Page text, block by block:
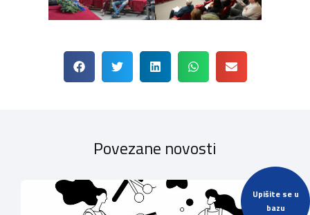
Upišite se u
bazu
Povezane novosti